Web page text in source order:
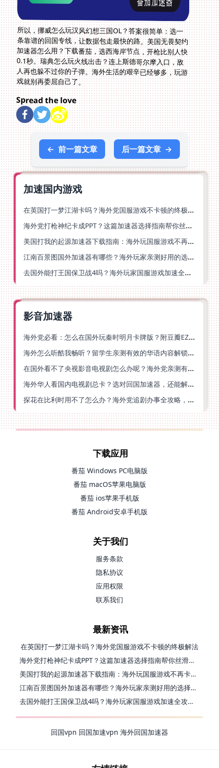
所以，挪威怎么玩汉风幻想三国OL？答案很简单：选一
条靠谱的回国专线，让数据包走最快的路。美国无畏契约
加速器怎么用？下载番茄，选西海岸节点，开枪比别人快
0.1秒。瑞典怎么玩火线出击？连上斯德哥尔摩入口，敌
人再也躲不过你的子弹。海外生活的艰辛已经够多，玩游
戏就别再委屈自己了。
Spread the love
← 前一篇文章 后一篇文章 →
加速国内游戏
在英国打一梦江湖卡吗？海外党国服游戏不卡顿的终极解法
海外党打枪神纪卡成PPT？这篇加速器选择指南帮你丝滑上分
美国打我的起源加速器下载指南：海外玩国服游戏不再卡的终极方案
江南百景图国外加速器有哪些？海外玩家亲测好用的选择与避坑指南
去国外能打王国保卫战4吗？海外玩家国服游戏加速全攻略（附公主连结幻想江湖实测）
影音加速器
海外党必看：怎么在国外玩秦时明月卡牌版？附豆瓣EZCast地区限制破解法
海外怎么听酷我畅听？留学生亲测有效的华语内容解锁指南
在国外看不了央视影音电视剧怎么办呢？海外党亲测有效的回国加速方案
海外华人看国内电视剧总卡？选对回国加速器，还能解决菲律宾打不开反诈中心的问题
探花在比利时用不了怎么办？海外党追剧办事全攻略，选对加速器就够了
下载应用
番茄 Windows PC电脑版
番茄 macOS苹果电脑版
番茄 ios苹果手机版
番茄 Android安卓手机版
关于我们
服务条款
隐私协议
应用权限
联系我们
最新资讯
在英国打一梦江湖卡吗？海外党国服游戏不卡顿的终极解法
海外党打枪神纪卡成PPT？这篇加速器选择指南帮你丝滑上分
美国打我的起源加速器下载指南：海外玩国服游戏不再卡的终极方案
江南百景图国外加速器有哪些？海外玩家亲测好用的选择与避坑指南
去国外能打王国保卫战4吗？海外玩家国服游戏加速全攻略（附公主连结幻想江湖实测）
回国vpn 回国加速vpn 海外回国加速器